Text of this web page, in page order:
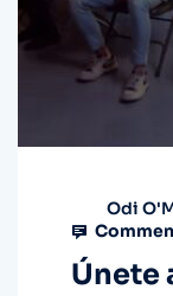
Odi
Únete